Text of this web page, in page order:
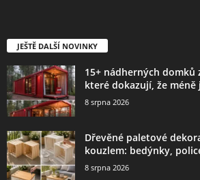
JEŠTĚ DALŠÍ NOVINKY
15+ nádherných
které dokazují, že méně
8 srpna 2026
Dřevěné paletové
kouzlem: bedýnky,
8 srpna 2026